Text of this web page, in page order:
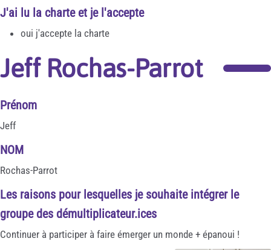
J'ai lu la charte et je l'accepte
oui j'accepte la charte
Jeff Rochas-Parrot
Prénom
Jeff
NOM
Rochas-Parrot
Les raisons pour lesquelles je souhaite intégrer le
groupe des démultiplicateur.ices
Continuer à participer à faire émerger un monde + épanoui !